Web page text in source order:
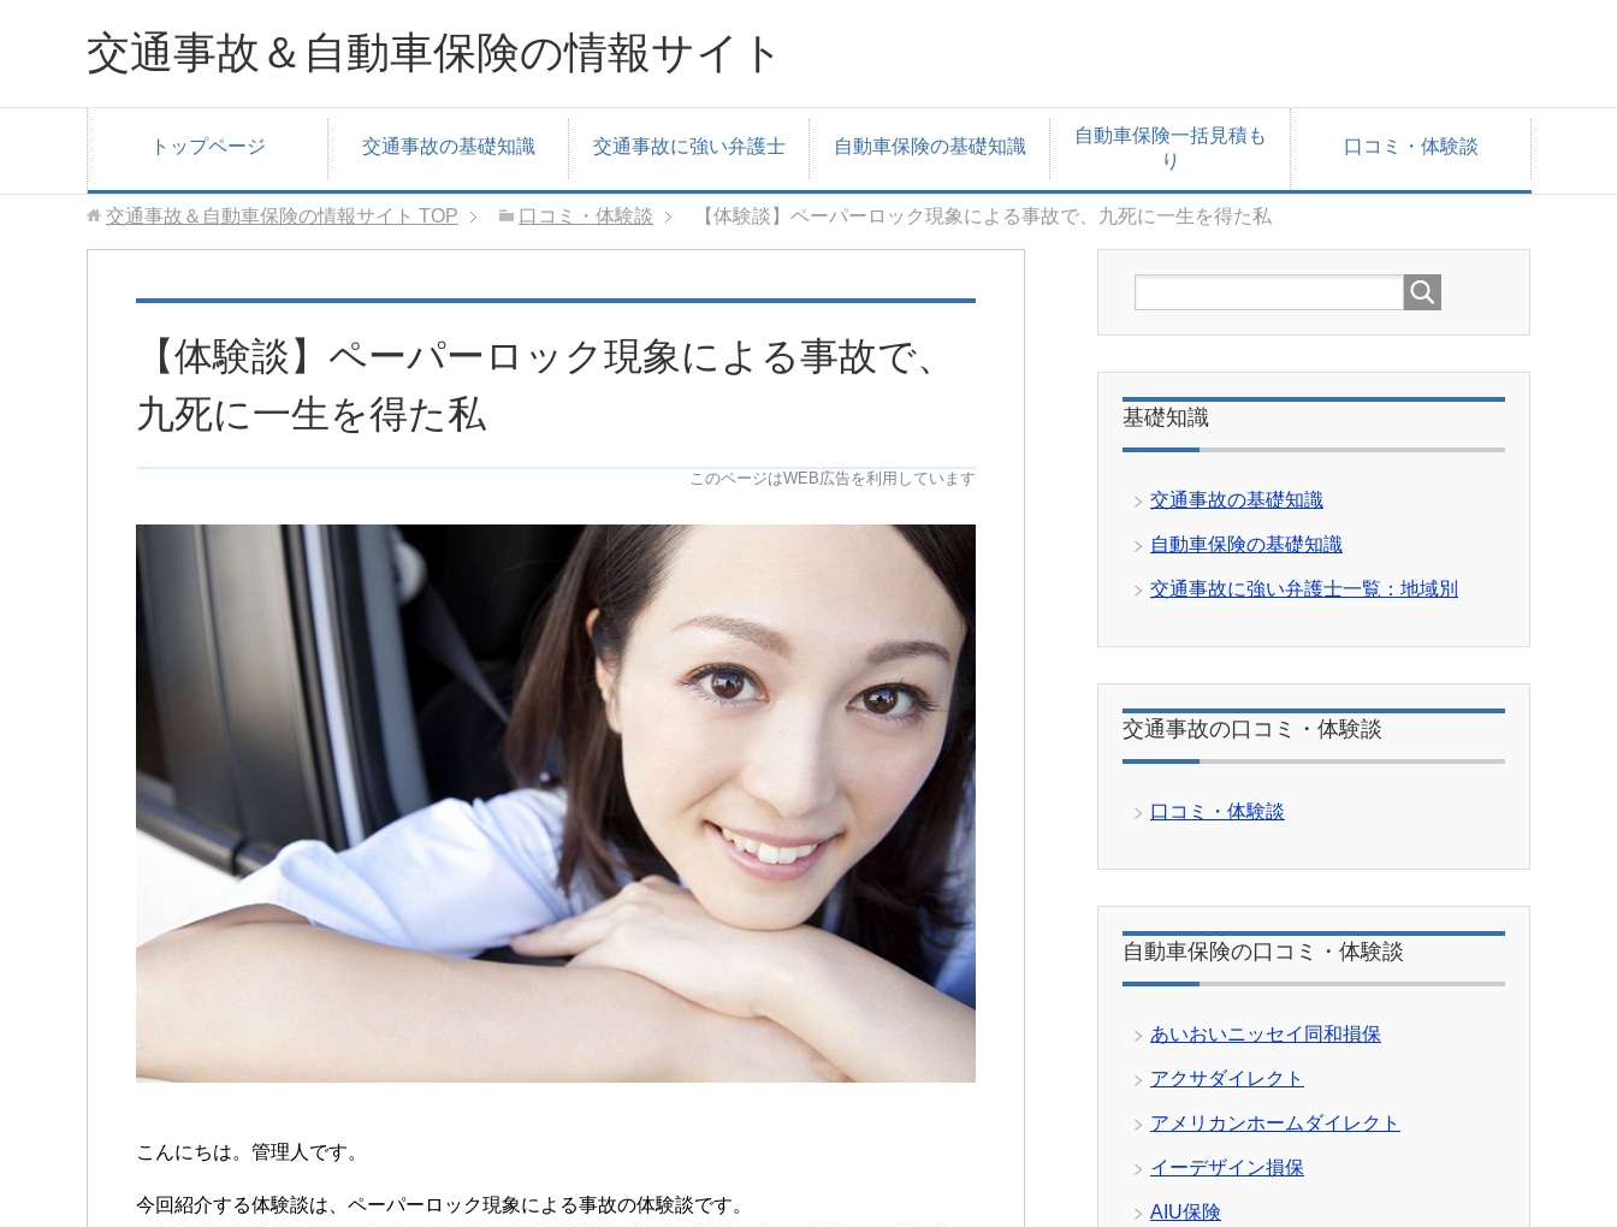
交通事故＆自動車保険の情報サイト
トップページ 交通事故の基礎知識 交通事故に強い弁護士 自動車保険の基礎知識
自動車保険一括見積も
り
口コミ・体験談
交通事故＆自動車保険の情報サイト TOP 口コミ・体験談 【体験談】ペーパーロック現象による事故で、九死に一生を得た私
【体験談】ペーパーロック現象による事故で、
九死に一生を得た私
このページはWEB広告を利用しています
こんにちは。管理人です。
今回紹介する体験談は、ペーパーロック現象による事故の体験談です。
基礎知識
交通事故の基礎知識
自動車保険の基礎知識
交通事故に強い弁護士一覧：地域別
交通事故の口コミ・体験談
口コミ・体験談
自動車保険の口コミ・体験談
あいおいニッセイ同和損保
アクサダイレクト
アメリカンホームダイレクト
イーデザイン損保
AIU保険